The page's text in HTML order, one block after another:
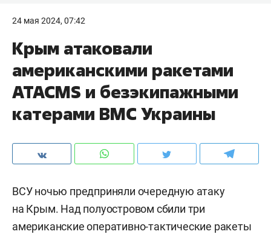
24 мая 2024, 07:42
Крым атаковали
американскими ракетами
ATACMS и безэкипажными
катерами ВМС Украины
ВСУ ночью предприняли очередную атаку
на Крым. Над полуостровом сбили три
американские оперативно-тактические ракеты